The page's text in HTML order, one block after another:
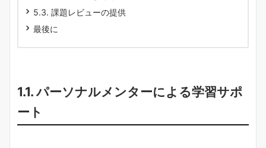
5.3. 課題レビューの提供
最後に
1.1. パーソナルメンターによる学習サポ
ート